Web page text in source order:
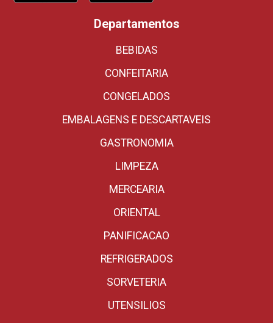
Departamentos
BEBIDAS
CONFEITARIA
CONGELADOS
EMBALAGENS E DESCARTAVEIS
GASTRONOMIA
LIMPEZA
MERCEARIA
ORIENTAL
PANIFICACAO
REFRIGERADOS
SORVETERIA
UTENSILIOS